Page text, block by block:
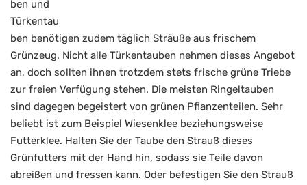
ben und
Türkentau
ben benötigen zudem täglich Sträuße aus frischem
Grünzeug. Nicht alle Türkentauben nehmen dieses Angebot
an, doch sollten ihnen trotzdem stets frische grüne Triebe
zur freien Verfügung stehen. Die meisten Ringeltauben
sind dagegen begeistert von grünen Pflanzenteilen. Sehr
beliebt ist zum Beispiel Wiesenklee beziehungsweise
Futterklee. Halten Sie der Taube den Strauß dieses
Grünfutters mit der Hand hin, sodass sie Teile davon
abreißen und fressen kann. Oder befestigen Sie den Strauß